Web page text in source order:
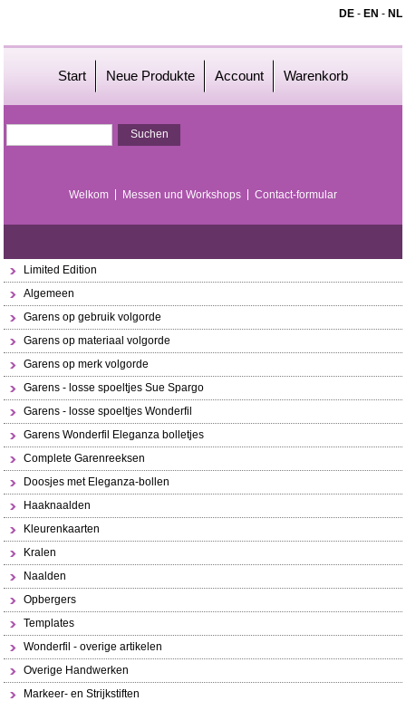
DE- EN - NL
Start Neue Produkte Account Warenkorb
Welkom Messen und Workshops Contact-formular
Limited Edition
Algemeen
Garens op gebruik volgorde
Garens op materiaal volgorde
Garens op merk volgorde
Garens - losse spoeltjes Sue Spargo
Garens - losse spoeltjes Wonderfil
Garens Wonderfil Eleganza bolletjes
Complete Garenreeksen
Doosjes met Eleganza-bollen
Haaknaalden
Kleurenkaarten
Kralen
Naalden
Opbergers
Templates
Wonderfil - overige artikelen
Overige Handwerken
Markeer- en Strijkstiften